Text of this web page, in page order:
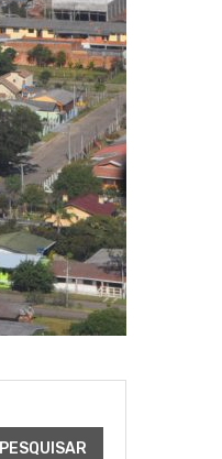
PESQUISAR